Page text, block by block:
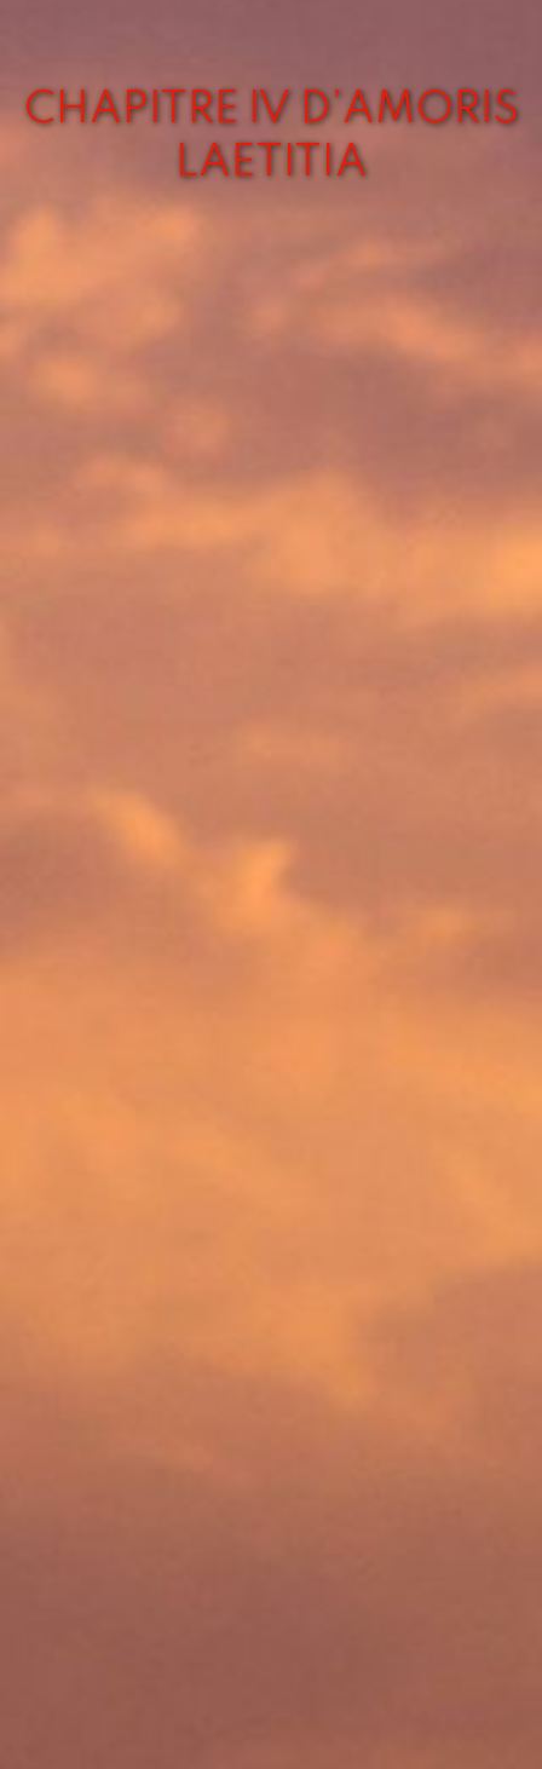
CHAPITRE IV D’AMORIS
LAETITIA